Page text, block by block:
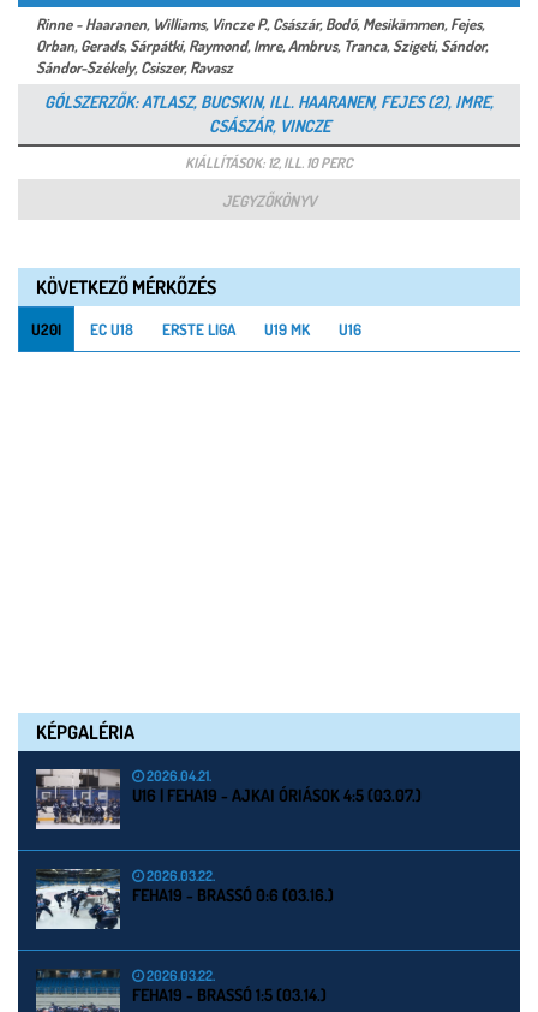
Rinne - Haaranen, Williams, Vincze P., Császár, Bodó, Mesikämmen, Fejes,
Orban, Gerads, Sárpátki, Raymond, Imre, Ambrus, Tranca, Szigeti, Sándor,
Sándor-Székely, Csiszer, Ravasz
GÓLSZERZŐK: ATLASZ, BUCSKIN, ILL. HAARANEN, FEJES (2), IMRE,
CSÁSZÁR, VINCZE
KIÁLLÍTÁSOK: 12, ILL. 10 PERC
JEGYZŐKÖNYV
KÖVETKEZŐ MÉRKŐZÉS
U20I EC U18 ERSTE LIGA U19 MK U16
KÉPGALÉRIA
2026.04.21.
U16 | FEHA19 - AJKAI ÓRIÁSOK 4:5 (03.07.)
2026.03.22.
FEHA19 - BRASSÓ 0:6 (03.16.)
2026.03.22.
FEHA19 - BRASSÓ 1:5 (03.14.)